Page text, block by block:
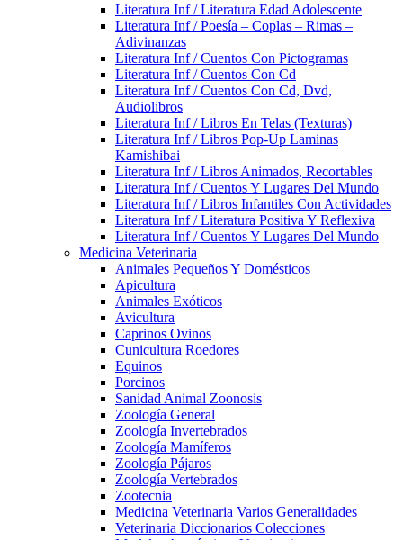
Literatura Inf / Literatura Edad Adolescente
Literatura Inf / Poesía – Coplas – Rimas –
Adivinanzas
Literatura Inf / Cuentos Con Pictogramas
Literatura Inf / Cuentos Con Cd
Literatura Inf / Cuentos Con Cd, Dvd,
Audiolibros
Literatura Inf / Libros En Telas (Texturas)
Literatura Inf / Libros Pop-Up Laminas
Kamishibai
Literatura Inf / Libros Animados, Recortables
Literatura Inf / Cuentos Y Lugares Del Mundo
Literatura Inf / Libros Infantiles Con Actividades
Literatura Inf / Literatura Positiva Y Reflexiva
Literatura Inf / Cuentos Y Lugares Del Mundo
Medicina Veterinaria
Animales Pequeños Y Domésticos
Apicultura
Animales Exóticos
Avicultura
Caprinos Ovinos
Cunicultura Roedores
Equinos
Porcinos
Sanidad Animal Zoonosis
Zoología General
Zoología Invertebrados
Zoología Mamíferos
Zoología Pájaros
Zoología Vertebrados
Zootecnia
Medicina Veterinaria Varios Generalidades
Veterinaria Diccionarios Colecciones